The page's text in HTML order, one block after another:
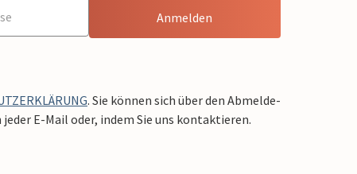
Anmelden
. Sie können sich über den Abmelde-
E-Mail oder, indem Sie uns kontaktieren.